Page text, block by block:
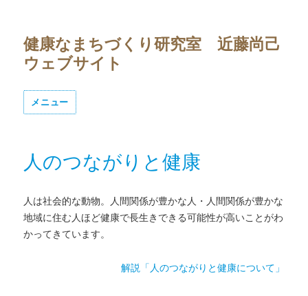
健康なまちづくり研究室 近藤尚己
ウェブサイト
メニュー
人のつながりと健康
人は社会的な動物。人間関係が豊かな人・人間関係が豊かな
地域に住む人ほど健康で長生きできる可能性が高いことがわ
かってきています。
解説「人のつながりと健康について」